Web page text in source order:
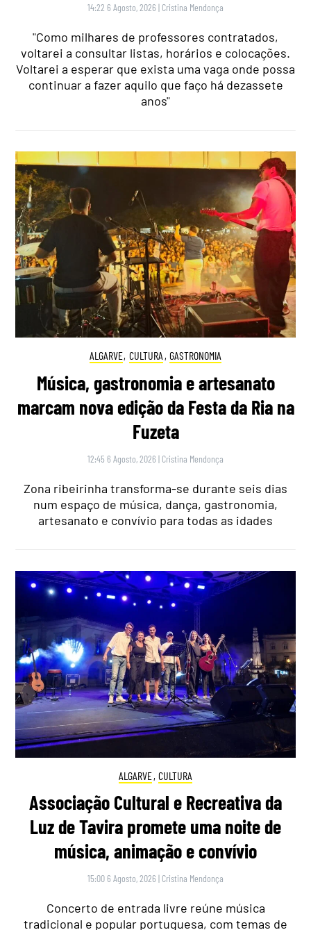
14:22 6 Agosto, 2026 | Cristina Mendonça
"Como milhares de professores contratados,
voltarei a consultar listas, horários e colocações.
Voltarei a esperar que exista uma vaga onde possa
continuar a fazer aquilo que faço há dezassete
anos"
ALGARVE, CULTURA , GASTRONOMIA
Música, gastronomia e artesanato
marcam nova edição da Festa da Ria na
Fuzeta
12:45 6 Agosto, 2026 | Cristina Mendonça
Zona ribeirinha transforma-se durante seis dias
num espaço de música, dança, gastronomia,
artesanato e convívio para todas as idades
ALGARVE, CULTURA
Associação Cultural e Recreativa da
Luz de Tavira promete uma noite de
música, animação e convívio
15:00 6 Agosto, 2026 | Cristina Mendonça
Concerto de entrada livre reúne música
tradicional e popular portuguesa, com temas de